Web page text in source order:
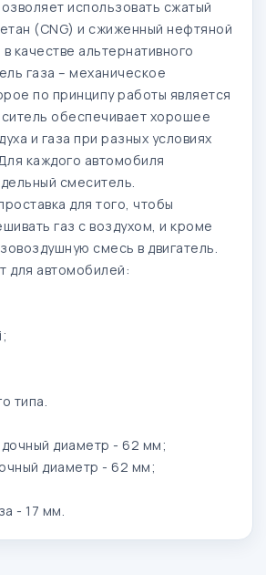
использовать сжатый
(CNG) и сжиженный нефтяной
качестве альтернативного
газа – механическое
по принципу работы является
обеспечивает хорошее
и газа при разных условиях
каждого автомобиля
смеситель.
для того, чтобы
газ с воздухом, и кроме
смесь в двигатель.
для автомобилей:
типа.
диаметр - 62 мм;
диаметр - 62 мм;
- 17 мм.